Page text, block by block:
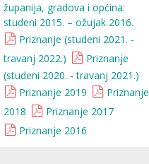
županija, gradova i općina:
studeni 2015. – ožujak 2016.
Priznanje (studeni 2021. -
travanj 2022.)
Priznanje
(studeni 2020. - travanj 2021.)
Priznanje 2019
Priznanje
2018
Priznanje 2017
Priznanje 2016